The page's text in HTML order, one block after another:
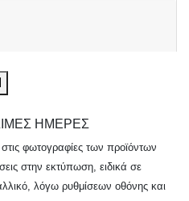
ΗΜΕΡΕΣ
φωτογραφίες των προϊόντων
στην εκτύπωση, ειδικά σε
λόγω ρυθμίσεων οθόνης και